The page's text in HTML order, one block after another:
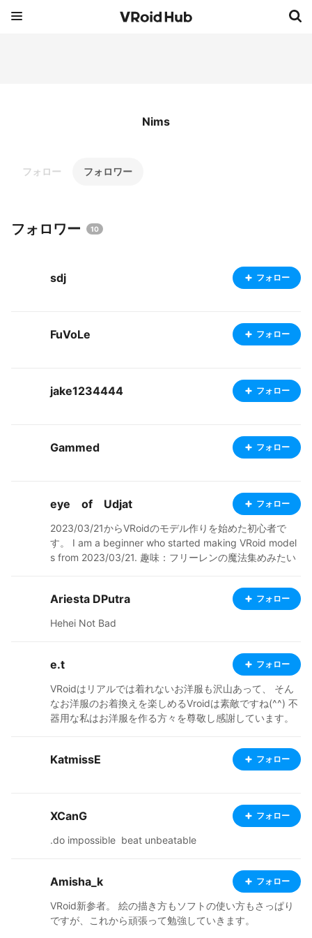
Nims
フォロー フォロワー
フォロワー 10
sdj フォロー
FuVoLe フォロー
jake1234444 フォロー
Gammed フォロー
eye of Udjat フォロー
2023/03/21からVRoidのモデル作りを始めた初心者で
す。 I am a beginner who started making VRoid model
s from 2023/03/21. 趣味：フリーレンの魔法集めみたい
者さんの、投稿したキャラクターページや写真・動画ペ
ージの閲覧と❤付け（必須でページ閲覧周回しているの
に「おすすめのキャラクター」沼に浸かっている事も
Ariesta DPutra フォロー
Hehei Not Bad
e.t フォロー
VRoidはリアルでは着れないお洋服も沢山あって、 そん
なお洋服のお着換えを楽しめるVroidは素敵ですね(^^) 不
器用な私はお洋服を作る方々を尊敬し感謝しています。
ewerでも使用させていただいてます。 重ねてクリエイタ
ーの皆様に感謝です(^^) 私はVRoid Mobaile産の子が大好
ころです（＞＜） 基本的にMobileで作った子を公開して
いますが、 今後はMobile→Studioβ版→Studio正式版に
変換した子も公開していこうかなって思ってます。 ふと
気が付けばVRM Live Viewerで躍らせているデータも相
いいな～って思ってます(^^)
KatmissE フォロー
XCanG フォロー
.do impossible ­ beat unbeatable
Amisha_k フォロー
VRoid新参者。 絵の描き方もソフトの使い方もさっぱり
ですが、これから頑張って勉強していきます。